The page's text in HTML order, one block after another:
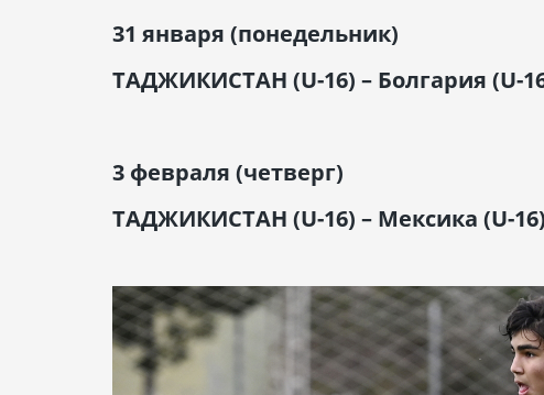
31 января (понедельник)
ТАДЖИКИСТАН (U-16) – Болгария (U-
3 февраля (четверг)
ТАДЖИКИСТАН (U-16) – Мексика (U-16)